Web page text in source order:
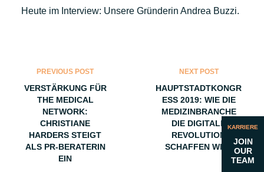
Heute im Interview: Unsere Gründerin Andrea Buzzi.
PREVIOUS POST
VERSTÄRKUNG FÜR
THE MEDICAL
NETWORK:
CHRISTIANE
HARDERS STEIGT
ALS PR-BERATERIN
EIN
NEXT POST
HAUPTSTADTKONGR
ESS 2019: WIE DIE
MEDIZINBRANCHE
DIE DIGITALE
REVOLUTION
SCHAFFEN WILL
KARRIERE
JOIN
OUR
TEAM